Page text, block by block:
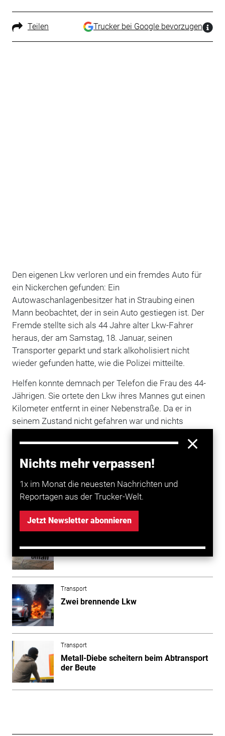
Teilen Trucker bei Google bevorzugen
Nichts mehr verpassen!
1x im Monat die neuesten Nachrichten und
Reportagen aus der Trucker-Welt.
Jetzt Newsletter abonnieren
Den eigenen Lkw verloren und ein fremdes Auto für
ein Nickerchen gefunden: Ein
Autowaschanlagenbesitzer hat in Straubing einen
Mann beobachtet, der in sein Auto gestiegen ist. Der
Fremde stellte sich als 44 Jahre alter Lkw-Fahrer
heraus, der am Samstag, 18. Januar, seinen
Transporter geparkt und stark alkoholisiert nicht
wieder gefunden hatte, wie die Polizei mitteilte.
Helfen konnte demnach per Telefon die Frau des 44-
Jährigen. Sie ortete den Lkw ihres Mannes gut einen
Kilometer entfernt in einer Nebenstraße. Da er in
seinem Zustand nicht gefahren war und nichts
Konsequenzen. Nur seinen Schlüssel müsse er sich
bei der Polizei wieder holen, wenn er seinen Rausch
Transport
Millionenschaden bei Chaosfahrt
Transport
Zwei brennende Lkw
Transport
Metall-Diebe scheitern beim Abtransport
der Beute